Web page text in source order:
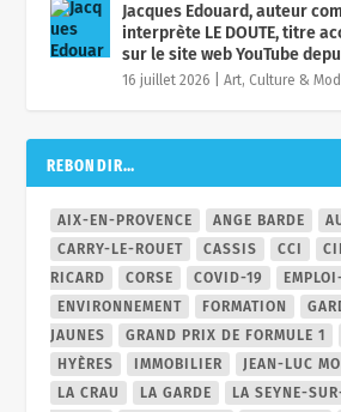
Jacques Edouard, auteur
interprète LE DOUTE, titre
sur le site web YouTube
16 juillet 2026 |Art, Culture &
REBONDIR…
AIX-EN-PROVENCE ANGE BARDE
CARRY-LE-ROUET
CASSIS CCI
RICARD
CORSE COVID-19
ENVIRONNEMENT
FORMATION
JAUNES
GRAND PRIX DE FORMULE 1
HYÈRES
IMMOBILIER JEAN-LUC
LA CRAU
LA GARDE LA SEYNE-